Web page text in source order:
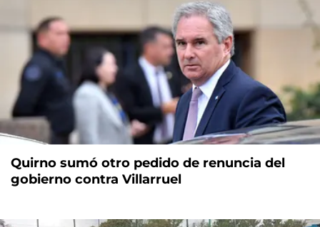
Quirno sumó otro pedido de renuncia del
gobierno contra Villarruel